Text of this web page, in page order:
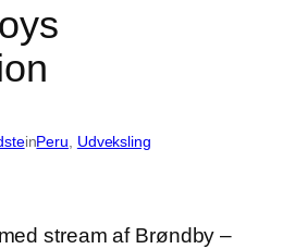
inPeru Udveksling
stream af Brøndby –